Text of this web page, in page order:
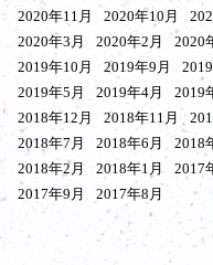
2020年11月
2020年10月
2020年3月
2020年2月 2020
2019年10月
2019年9月
2019年5月
2019年4月 2019
2018年12月
2018年11月
2018年7月
2018年6月 2018
2018年2月
2018年1月 2017
2017年9月
2017年8月